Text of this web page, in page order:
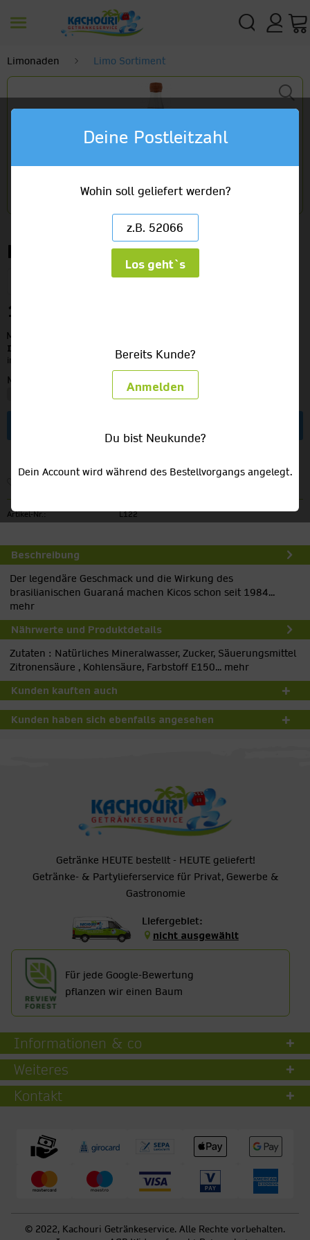
Limonaden Limo Sortiment
Kicos Guarana
12,49 €
MEHRWEG
Inhalt:
8.4 Liter (1,49 € / 1 Liter)
inkl. MwSt.
zzgl. Versandkosten
Menge:
Artikel-Nr.: L122
Beschreibung
Der legendäre Geschmack und die Wirkung des
brasilianischen Guaraná machen Kicos schon seit 1984...
mehr
Nährwerte und Produktdetails
Zutaten : Natürliches Mineralwasser, Zucker, Säuerungsmittel
Zitronensäure , Kohlensäure, Farbstoff E150... mehr
Kunden kauften auch
Kunden haben sich ebenfalls angesehen
Getränke HEUTE bestellt - HEUTE geliefert!
Getränke- & Partylieferservice für Privat, Gewerbe &
Gastronomie
Liefergebiet:
nicht ausgewählt
Für jede Google-Bewertung
pflanzen wir einen Baum
Informationen & co
Weiteres
Kontakt
© 2022, Kachouri Getränkeservice. Alle Rechte vorbehalten.
Deine Postleitzahl
Wohin soll geliefert werden?
Los geht`s
Bereits Kunde?
Anmelden
Du bist Neukunde?
Dein Account wird während des Bestellvorgangs angelegt.